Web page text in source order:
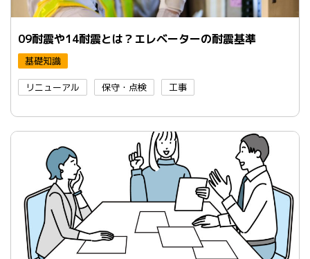
09耐震や14耐震とは？エレベーターの耐震基準
基礎知識
リニューアル 保守・点検 工事